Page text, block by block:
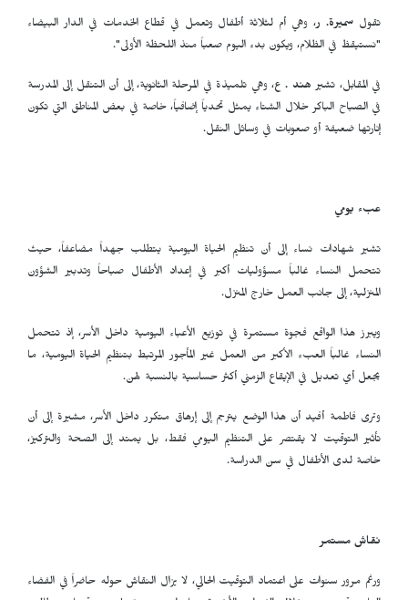
تقول سميرة. ر، وهي أم لثلاثة أطفال وتعمل في قطاع الخدمات في الدار البيضاء
"نستيقظ في الظلام، ويكون بدء اليوم صعباً منذ اللحظة الأولى".
في المقابل، تشير هند . ع، وهي تلميذة في المرحلة الثانوية، إلى أن التنقل إلى المدرسة
في الصباح الباكر خلال الشتاء يمثل تحدياً إضافياً، خاصة في بعض المناطق التي تكون
إنارتها ضعيفة أو صعوبات في وسائل النقل.
عبء يومي
تشير شهادات نساء إلى أن تنظيم الحياة اليومية يتطلب جهداً مضاعفاً، حيث
تتحمل النساء غالباً مسؤوليات أكبر في إعداد الأطفال صباحاً وتدبير الشؤون
المنزلية، إلى جانب العمل خارج المنزل.
ويبرز هذا الواقع فجوة مستمرة في توزيع الأعباء اليومية داخل الأسر، إذ تتحمل
النساء غالباً العبء الأكبر من العمل غير المأجور المرتبط بتنظيم الحياة اليومية، ما
يجعل أي تعديل في الإيقاع الزمني أكثر حساسية بالنسبة لهن.
وترى فاطمة أفيد أن هذا الوضع يترجم إلى إرهاق متكرر داخل الأسر، مشيرة إلى أن
تأثير التوقيت لا يقتصر على التنظيم اليومي فقط، بل يمتد إلى الصحة والتركيز،
خاصة لدى الأطفال في سن الدراسة.
نقاش مستمر
ورغم مرور سنوات على اعتماد التوقيت الحالي، لا يزال النقاش حوله حاضراً في الفضاء